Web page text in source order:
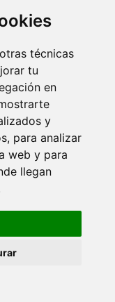
técnicas
tu
en
y
para analizar
web y para
llegan